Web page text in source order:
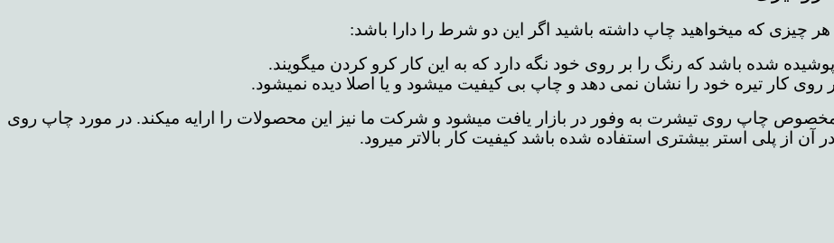
هر چیزی که میخواهید چاپ داشته باشید اگر این دو شرط را دارا باشد:
شده باشد که رنگ را بر روی خود نگه دارد که به این کار کرو کردن میگویند.
روی کار تیره خود را نشان نمی دهد و چاپ بی کیفیت میشود و یا اصلا دیده نمیشود.
چاپ روی تیشرت به وفور در بازار یافت میشود و شرکت ما نیز این محصولات را ارایه میکند. در مورد چاپ روی
از پلی استر بیشتری استفاده شده باشد کیفیت کار بالاتر میرود.